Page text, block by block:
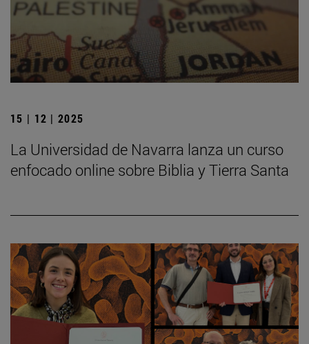
15 | 12 | 2025
La Universidad de Navarra lanza un curso
enfocado online sobre Biblia y Tierra Santa